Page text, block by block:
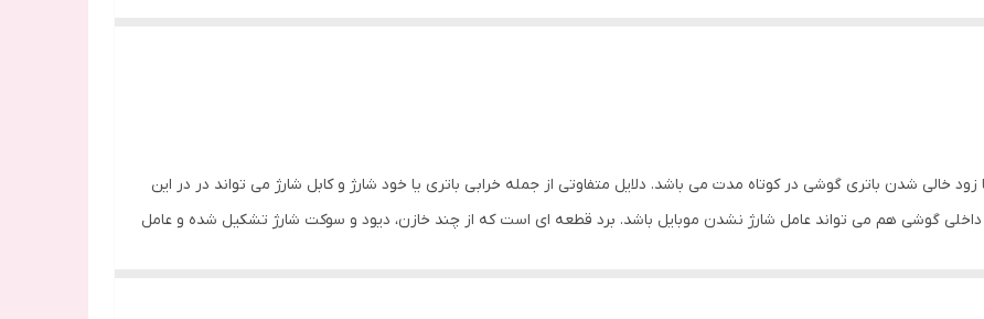
خالی شدن باتری گوشی در کوتاه مدت می باشد. دلایل متفاوتی از جمله خرابی باتری یا خود شارژ و کابل شارژ می تواند در در این
داخلی گوشی هم می تواند عامل شارژ نشدن موبایل باشد. برد قطعه ای است که از چند خازن، دیود و سوکت شارژ تشکیل شده و عامل